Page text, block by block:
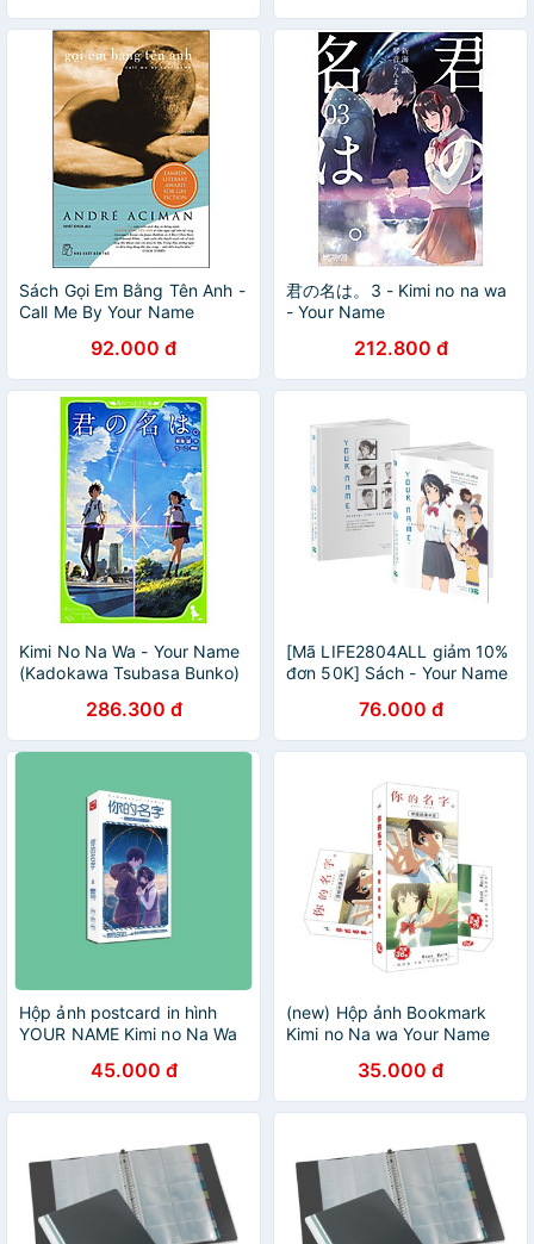
Sách Gọi Em Bằng Tên Anh -
Call Me By Your Name
92.000 đ
君の名は。3 - Kimi no na wa
- Your Name
212.800 đ
Kimi No Na Wa - Your Name
(Kadokawa Tsubasa Bunko)
286.300 đ
[Mã LIFE2804ALL giảm 10%
đơn 50K] Sách - Your Name
76.000 đ
Hộp ảnh postcard in hình
YOUR NAME Kimi no Na Wa
45.000 đ
(new) Hộp ảnh Bookmark
Kimi no Na wa Your Name
anime chibi35.000 đ